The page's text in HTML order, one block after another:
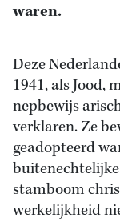
waren.
Deze
1941, als Jood,
nepbewijs
verklaren. Ze
geadopteerd
buitenechtelijke
stamboom
werkelijkheid